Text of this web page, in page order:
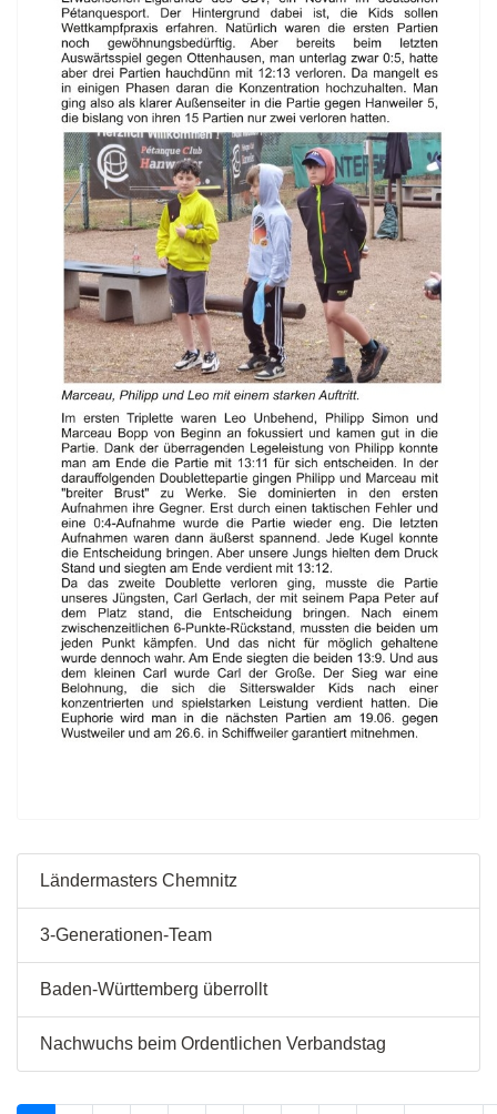
Ländermasters Chemnitz
3-Generationen-Team
Baden-Württemberg überrollt
Nachwuchs beim Ordentlichen Verbandstag